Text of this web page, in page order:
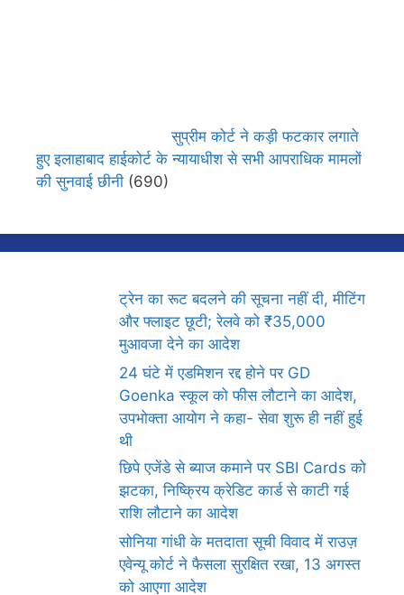
सुप्रीम कोर्ट ने कड़ी फटकार लगाते
हुए इलाहाबाद हाईकोर्ट के न्यायाधीश से सभी आपराधिक मामलों
की सुनवाई छीनी (690)
ट्रेन का रूट बदलने की सूचना नहीं दी, मीटिंग
और फ्लाइट छूटी; रेलवे को ₹35,000
मुआवजा देने का आदेश
24 घंटे में एडमिशन रद्द होने पर GD
Goenka स्कूल को फीस लौटाने का आदेश,
उपभोक्ता आयोग ने कहा- सेवा शुरू ही नहीं हुई
थी
छिपे एजेंडे से ब्याज कमाने पर SBI Cards को
झटका, निष्क्रिय क्रेडिट कार्ड से काटी गई
राशि लौटाने का आदेश
सोनिया गांधी के मतदाता सूची विवाद में राउज़
एवेन्यू कोर्ट ने फैसला सुरक्षित रखा, 13 अगस्त
को आएगा आदेश